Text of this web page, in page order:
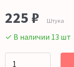
225 ₽ Штука
✓ В наличии 13 шт